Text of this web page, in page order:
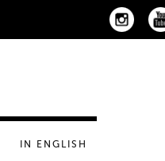
IN ENGLISH